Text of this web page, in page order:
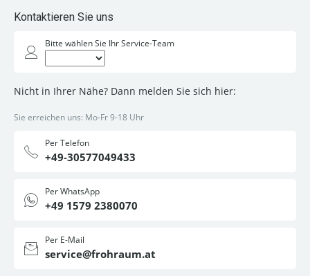
Kontaktieren Sie uns
Bitte wählen Sie Ihr Service-Team
Nicht in Ihrer Nähe? Dann melden Sie sich hier:
Sie erreichen uns: Mo-Fr 9-18 Uhr
Per Telefon
+49-30577049433
Per WhatsApp
+49 1579 2380070
Per E-Mail
service@frohraum.at